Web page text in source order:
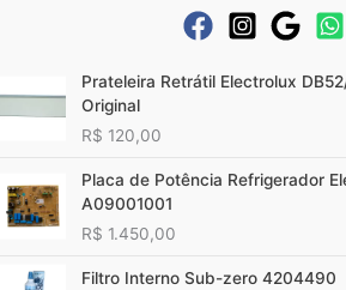
Prateleira Retrátil Electrolux
Original
R$ 120,00
Placa de Potência Refrigerador
A09001001
R$ 1.450,00
Filtro Interno Sub-zero 4204490